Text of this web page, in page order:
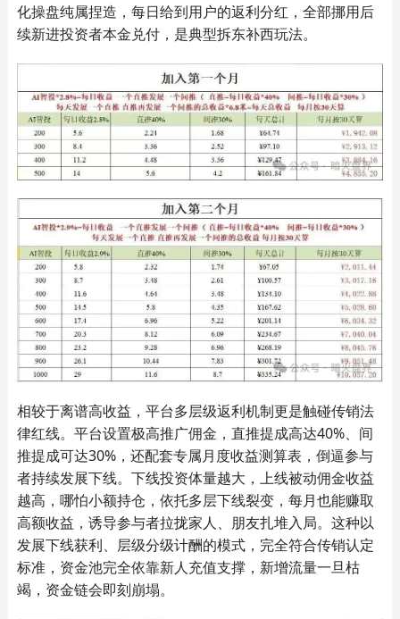
化操盘纯属捏造，每日给到用户的返利分红，全部挪用后
续新进投资者本金兑付，是典型拆东补西玩法。
相较于离谱高收益，平台多层级返利机制更是触碰传销法
律红线。平台设置极高推广佣金，直推提成高达40%、间
推提成可达30%，还配套专属月度收益测算表，倒逼参与
者持续发展下线。下线投资体量越大，上线被动佣金收益
越高，哪怕小额持仓，依托多层下线裂变，每月也能赚取
高额收益，诱导参与者拉拢家人、朋友扎堆入局。这种以
发展下线获利、层级分级计酬的模式，完全符合传销认定
标准，资金池完全依靠新人充值支撑，新增流量一旦枯
竭，资金链会即刻崩塌。